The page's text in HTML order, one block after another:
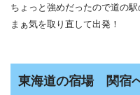
ちょっと強めだったので道の
まぁ気を取り直して出発！
東海道の宿場 関宿